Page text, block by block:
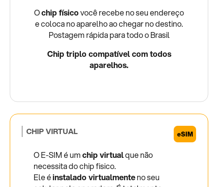
Ochip físicovocê recebe no seu endereço
e coloca no aparelho ao chegar no destino.
Postagem rápida para todo o Brasil
Chip triplo compatível com todos
aparelhos.
CHIP VIRTUAL
O E-SIM é umchip virtualque não
necessita do chip fisico.
Ele éinstalado virtualmenteno seu